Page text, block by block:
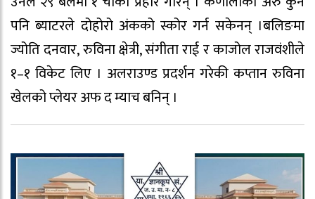
पनि ब्याटरले दोहोरो अंकको स्कोर गर्न सकेनन् ।बलिङमा
ज्योति दनवार, रुविना क्षेत्री, संगीता राई र काजोल राजवंशीले
१–१ विकेट लिए । अलराउण्ड प्रदर्शन गरेकी कप्तान रुविना
खेलको प्लेयर अफ द म्याच बनिन् ।